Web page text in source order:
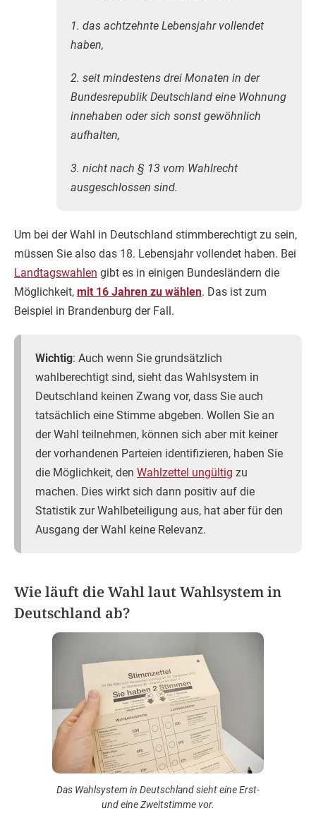
1. das achtzehnte Lebensjahr vollendet
haben,
2. seit mindestens drei Monaten in der
Bundesrepublik Deutschland eine Wohnung
innehaben oder sich sonst gewöhnlich
aufhalten,
3. nicht nach § 13 vom Wahlrecht
ausgeschlossen sind.
Um bei der Wahl in Deutschland stimmberechtigt zu sein,
müssen Sie also das 18. Lebensjahr vollendet haben. Bei
Landtagswahlen gibt es in einigen Bundesländern die
Möglichkeit, mit 16 Jahren zu wählen. Das ist zum
Beispiel in Brandenburg der Fall.
Wichtig: Auch wenn Sie grundsätzlich
wahlberechtigt sind, sieht das Wahlsystem in
Deutschland keinen Zwang vor, dass Sie auch
tatsächlich eine Stimme abgeben. Wollen Sie an
der Wahl teilnehmen, können sich aber mit keiner
der vorhandenen Parteien identifizieren, haben Sie
die Möglichkeit, den Wahlzettel ungültig zu
machen. Dies wirkt sich dann positiv auf die
Statistik zur Wahlbeteiligung aus, hat aber für den
Ausgang der Wahl keine Relevanz.
Wie läuft die Wahl laut Wahlsystem in
Deutschland ab?
Das Wahlsystem in Deutschland sieht eine Erst-
und eine Zweitstimme vor.